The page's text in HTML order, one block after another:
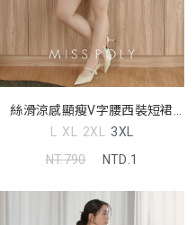
絲滑涼感顯瘦V字腰西裝短裙
MISS
L XL 2XL 3XL
NT.790
NTD.1